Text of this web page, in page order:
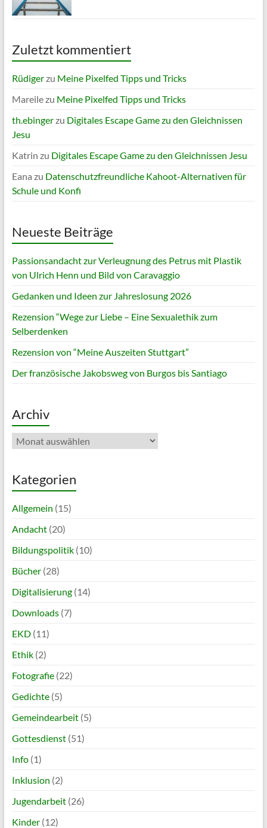
Zuletzt kommentiert
Rüdigerzu Meine Pixelfed Tipps und Tricks
Mareilezu Meine Pixelfed Tipps und Tricks
th.ebingerzu Digitales Escape Game zu den Gleichnissen
Jesu
Katrin zu Digitales Escape Game zu den Gleichnissen Jesu
Eana zu Datenschutzfreundliche Kahoot-Alternativen für
Schule und Konfi
Neueste Beiträge
Passionsandacht zur Verleugnung des Petrus mit Plastik
von Ulrich Henn und Bild von Caravaggio
Gedanken und Ideen zur Jahreslosung 2026
Rezension “Wege zur Liebe – Eine Sexualethik zum
Selberdenken
Rezension von “Meine Auszeiten Stuttgart”
Der französische Jakobsweg von Burgos bis Santiago
Archiv
Archiv
Kategorien
Allgemein (15)
Andacht(20)
Bildungspolitik(10)
Bücher(28)
Digitalisierung(14)
Downloads(7)
EKD(11)
Ethik(2)
Fotografie(22)
Gedichte(5)
Gemeindearbeit(5)
Gottesdienst(51)
Info(1)
Inklusion (2)
Jugendarbeit(26)
Kinder(12)